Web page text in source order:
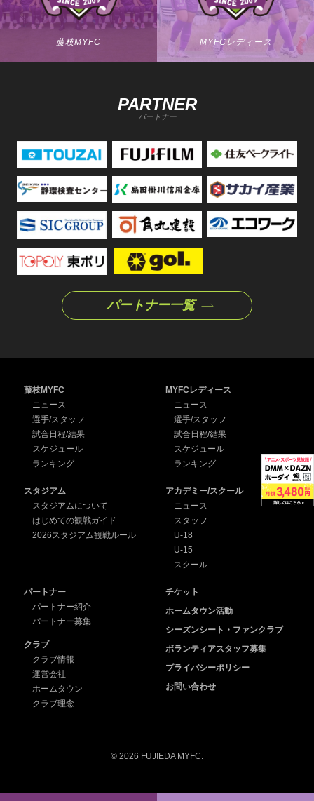
藤枝MYFC MYFCレディース
PARTNER
パートナー
パートナー一覧
藤枝MYFC
ニュース
選手/スタッフ
試合日程/結果
スケジュール
ランキング
MYFCレディース
ニュース
選手/スタッフ
試合日程/結果
スケジュール
ランキング
スタジアム
スタジアムについて
はじめての観戦ガイド
2026スタジアム観戦ルール
アカデミー/スクール
ニュース
スタッフ
U-18
U-15
スクール
パートナー
パートナー紹介
パートナー募集
クラブ
クラブ情報
運営会社
ホームタウン
クラブ理念
チケット
ホームタウン活動
シーズンシート・ファンクラブ
ボランティアスタッフ募集
プライバシーポリシー
お問い合わせ
© 2026 FUJIEDA MYFC.